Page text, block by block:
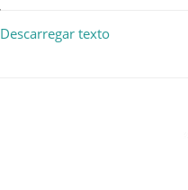
Descarregar texto